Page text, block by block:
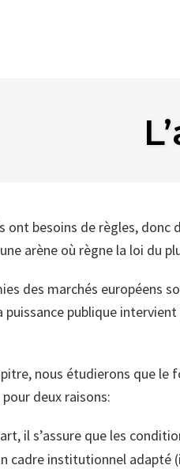
ont besoins de règles,
arène où règne la loi du
des marchés européens
puissance publique
nous étudierons que
pour deux raisons:
il s’assure que les
cadre institutionnel adapté